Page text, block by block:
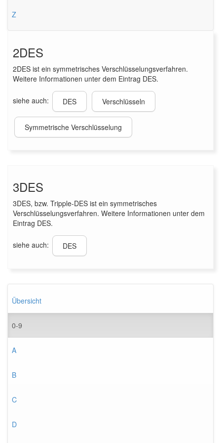
Z
2DES
2DES ist ein symmetrisches Verschlüsselungsverfahren.
Weitere Informationen unter dem Eintrag DES.
siehe auch: DES Verschlüsseln
Symmetrische Verschlüsselung
3DES
3DES, bzw. Tripple-DES ist ein symmetrisches
Verschlüsselungsverfahren. Weitere Informationen unter dem
Eintrag DES.
siehe auch: DES
Übersicht
0-9
A
B
C
D